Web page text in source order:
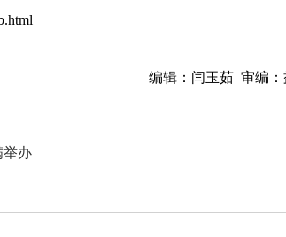
编辑：闫玉茹 审编：
举办